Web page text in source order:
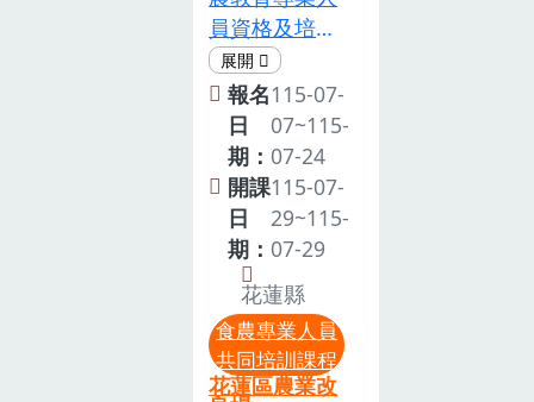
統」核予相關
培訓12 小
時，不另發紙
本證書。2. 主
辦單位保留調
整議程，以及
接受報名與否
之權利。3. 將
依報名順序於
截止日期後，
寄送錄取通
知。4. 為尊重
智慧財產權，
俾利安排候補
事宜。並請於
本系統進行”取
消報名”作業，
以免影響後續
個人之報名權
益。如遇颱風
等天然災害，
當日花蓮縣停
班課，本課程
則同步取消，
後續辦理日期
將另行通知。
得食農教育專
業人員資格者
(※需填寫食農
教育專業人員
證號及起訖日
期)。注意事項
本次培訓預計
錄取 60人，
若報名人數過
多，將提早結
束報名。主辦
單位保有決定
錄取學員名單
員資格及培訓
辦法第三條至
第五條規定，
申請認可成為
食農教育專業
人員，除應具
備各條所定資
格外，並應於
申請日前二年
內，參與中央
主管機關指定
之食農教育專
報名
日
期：
115-07-
07~115-
07-24
開課
日
期：
115-07-
29~115-
07-29
花蓮縣
食農專業人員
共同培訓課程
花蓮區農業改